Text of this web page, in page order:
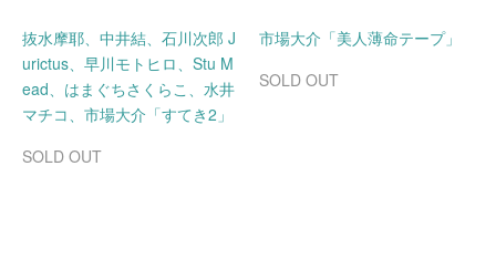
抜水摩耶、中井結、石川次郎 J
urictus、早川モトヒロ、Stu M
ead、はまぐちさくらこ、水井
マチコ、市場大介「すてき2」
SOLD OUT
市場大介「美人薄命テープ」
SOLD OUT